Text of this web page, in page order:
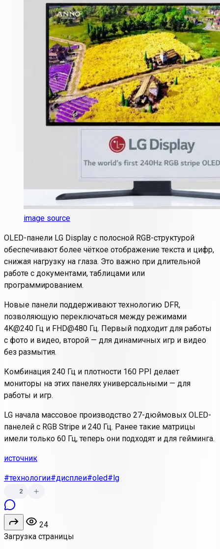
image source
OLED-панели LG Display с полосной RGB-структурой
обеспечивают более чёткое отображение текста и цифр,
снижая нагрузку на глаза. Это важно при длительной
работе с документами, таблицами или
программированием.
Новые панели поддерживают технологию DFR,
позволяющую переключаться между режимами
4K@240 Гц и FHD@480 Гц. Первый подходит для работы
с фото и видео, второй — для динамичных игр и видео
без размытия.
Комбинация 240 Гц и плотности 160 PPI делает
мониторы на этих панелях универсальными — для
работы и игр.
LG начала массовое производство 27-дюймовых OLED-
панелей с RGB Stripe и 240 Гц. Ранее такие матрицы
имели только 60 Гц, теперь они подходят и для гейминга.
источник
#технологии#дисплеи#oled#lg
2
24
Загрузка страницы